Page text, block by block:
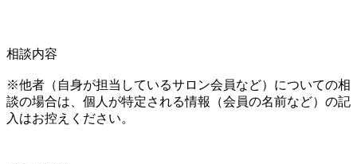
相談内容
※他者（自身が担当しているサロン会員など）についての相
談の場合は、個人が特定される情報（会員の名前など）の記
入はお控えください。